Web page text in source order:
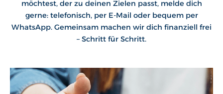
möchtest, der zu deinen Zielen passt, melde dich
gerne: telefonisch, per E-Mail oder bequem per
WhatsApp. Gemeinsam machen wir dich finanziell frei
– Schritt für Schritt.